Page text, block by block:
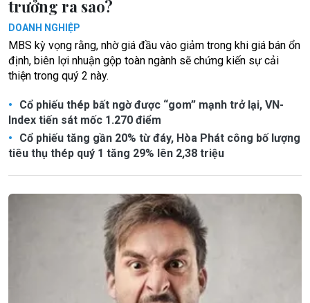
trưởng ra sao?
DOANH NGHIỆP
MBS kỳ vọng rằng, nhờ giá đầu vào giảm trong khi giá bán ổn
định, biên lợi nhuận gộp toàn ngành sẽ chứng kiến sự cải
thiện trong quý 2 này.
Cổ phiếu thép bất ngờ được “gom” mạnh trở lại, VN-
Index tiến sát mốc 1.270 điểm
Cổ phiếu tăng gần 20% từ đáy, Hòa Phát công bố lượng
tiêu thụ thép quý 1 tăng 29% lên 2,38 triệu